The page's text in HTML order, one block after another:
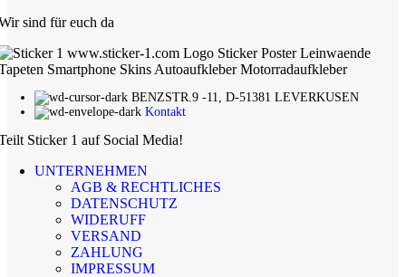
sind für euch da
BENZSTR.9 -11, D-51381 LEVERKUSEN
Kontakt
Sticker 1 auf Social Media!
UNTERNEHMEN
AGB & RECHTLICHES
DATENSCHUTZ
WIDERUFF
VERSAND
ZAHLUNG
IMPRESSUM